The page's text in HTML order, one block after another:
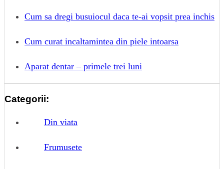
Cum sa dregi busuiocul daca te-ai vopsit prea inchis
Cum curat incaltamintea din piele intoarsa
Aparat dentar – primele trei luni
Categorii:
Din viata
Frumusete